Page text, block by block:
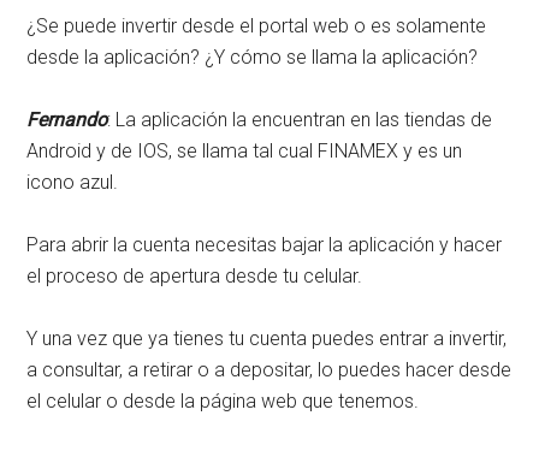
¿Se puede invertir desde el portal web o es solamente
desde la aplicación? ¿Y cómo se llama la aplicación?
Fernando: La aplicación la encuentran en las tiendas de
Android y de IOS, se llama tal cual FINAMEX y es un
icono azul.
Para abrir la cuenta necesitas bajar la aplicación y hacer
el proceso de apertura desde tu celular.
Y una vez que ya tienes tu cuenta puedes entrar a invertir,
a consultar, a retirar o a depositar, lo puedes hacer desde
el celular o desde la página web que tenemos.